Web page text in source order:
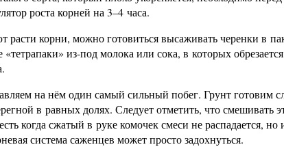
роста корней на 3–4 часа.
расти корни, можно готовиться высаживать черенки в
из-под молока или сока, в которых
на нём один самый сильный побег. Грунт готовим
в равных долях. Следует отметить, что смешивать
когда сжатый в руке комочек смеси не распадается,
система саженцев может просто задохнуться.